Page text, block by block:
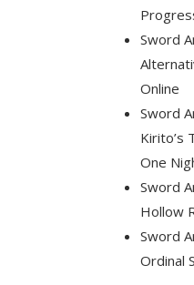
Sword
Online
Sword
Kirito’s
One
Sword
Hollow
Sword
Ordinal